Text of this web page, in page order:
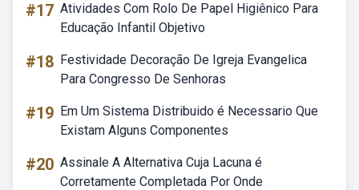
#17 Atividades Com Rolo De Papel Higiênico Para
Educação Infantil Objetivo
#18 Festividade Decoração De Igreja Evangelica
Para Congresso De Senhoras
#19 Em Um Sistema Distribuido é Necessario Que
Existam Alguns Componentes
#20 Assinale A Alternativa Cuja Lacuna é
Corretamente Completada Por Onde